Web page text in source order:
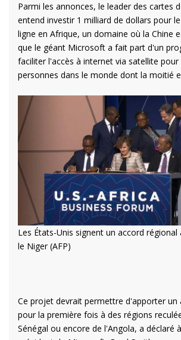
Parmi les annonces, le leader des cartes
entend investir 1 milliard de dollars pour
ligne en Afrique, un domaine où la Chine
que le géant Microsoft a fait part d'un
faciliter l'accès à internet via satellite pour
personnes dans le monde dont la moitié
Les États-Unis signent un accord régional
le Niger (AFP)
Ce projet devrait permettre d'apporter un
pour la première fois à des régions
Sénégal ou encore de l'Angola, a déclaré